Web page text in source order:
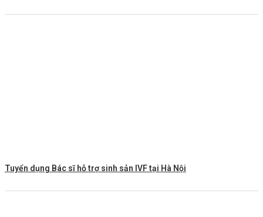
Tuyển dụng Bác sĩ hỗ trợ sinh sản IVF tại Hà Nội